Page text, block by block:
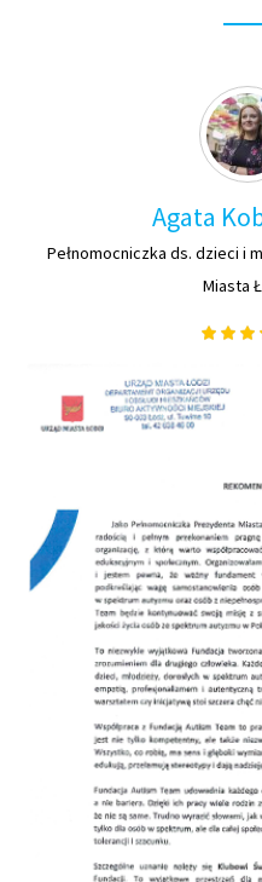
Agata
Pełnomocniczka ds. dzieci i
Miasta